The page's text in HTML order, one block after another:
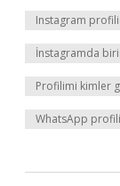
Instagram
İnstagramda
Profilimi kimler
WhatsApp